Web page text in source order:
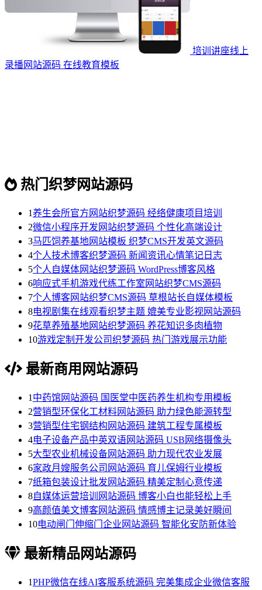
培训讲座线上
录播网站源码 在线教育模板
热门织梦网站源码
1养生会所官方网站织梦源码 经络健康项目培训
2微信小程序开发网站织梦源码 个性化高端设计
3马匹饲养基地网站模板 织梦CMS开发英文源码
4个人技术博客织梦源码 新闻资讯心情笔记日志
5个人自媒体网站织梦源码 WordPress博客风格
6响应式手机游戏代练工作室网站织梦CMS源码
7个人博客网站织梦CMS源码 草根站长自媒体模板
8电视剧集在线观看织梦主题 媲美专业影视网站源码
9花草养殖基地网站织梦源码 养花知识多肉植物
10游戏定制开发公司织梦源码 热门游戏展示功能
最新商用网站源码
1 中药馆网站源码 国医堂中医药养生机构专用模板
2营销型环保化工材料网站源码 助力绿色能源转型
3营销型住宅钢结构网站源码 建筑工程专属模板
4电子设备产品中英双语网站源码 USB网络摄像头
5大型农业机械设备网站源码 助力现代农业发展
6家政月嫂服务公司网站源码 育儿保姆行业模板
7纸箱包装设计批发网站源码 精美定制心意传递
8自媒体运营培训网站源码 博客小白也能轻松上手
9高颜值美文博客网站源码 情感博主记录美好瞬间
10电动闸门伸缩门企业网站源码 智能化安防新体验
最新精品网站源码
1PHP微信在线AI客服系统源码 完美集成企业微信客服